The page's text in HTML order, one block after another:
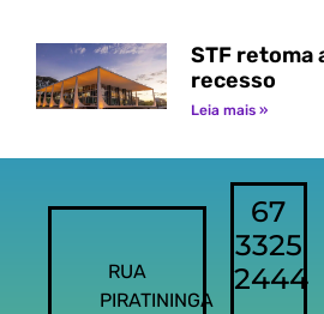
STF retoma
recesso
Leia mais »
RUA
PIRATININGA
67
3325
2444